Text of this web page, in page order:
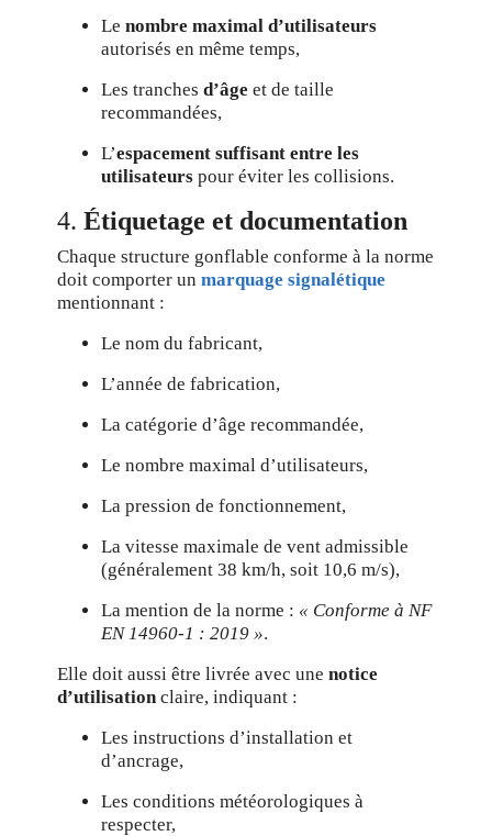
Lenombre maximal d’utilisateurs
autorisés en même temps,
Les tranches d’âge et de taille
recommandées,
L’espacement suffisant entre les
utilisateurs pour éviter les collisions.
4.Étiquetage et documentation
Chaque structure gonflable conforme à la norme
doit comporter unmarquage signalétique
mentionnant :
Le nom du fabricant,
L’année de fabrication,
La catégorie d’âge recommandée,
Le nombre maximal d’utilisateurs,
La pression de fonctionnement,
La vitesse maximale de vent admissible
(généralement 38 km/h, soit 10,6 m/s),
La mention de la norme : « Conforme à NF
EN 14960-1 : 2019 ».
Elle doit aussi être livrée avec unenotice
d’utilisation claire, indiquant :
Les instructions d’installation et
d’ancrage,
Les conditions météorologiques à
respecter,